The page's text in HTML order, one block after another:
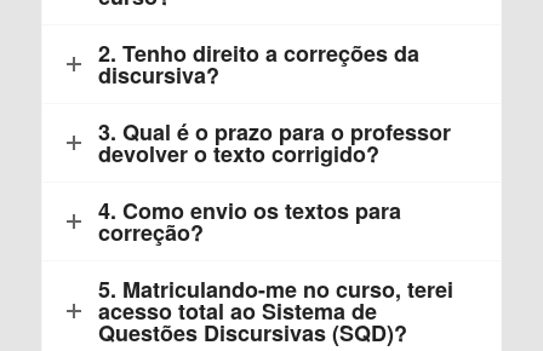
2. Tenho direito a correções da
discursiva?
3. Qual é o prazo para o professor
devolver o texto corrigido?
4. Como envio os textos para
correção?
5. Matriculando-me no curso, terei
acesso total ao Sistema de
Questões Discursivas (SQD)?